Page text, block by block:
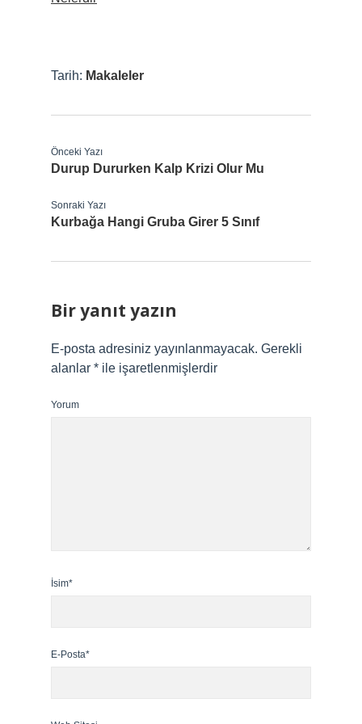
Tarih: Makaleler
Önceki Yazı
Durup Dururken Kalp Krizi Olur Mu
Sonraki Yazı
Kurbağa Hangi Gruba Girer 5 Sınıf
Bir yanıt yazın
E-posta adresiniz yayınlanmayacak. Gerekli
alanlar * ile işaretlenmişlerdir
Yorum
İsim*
E-Posta*